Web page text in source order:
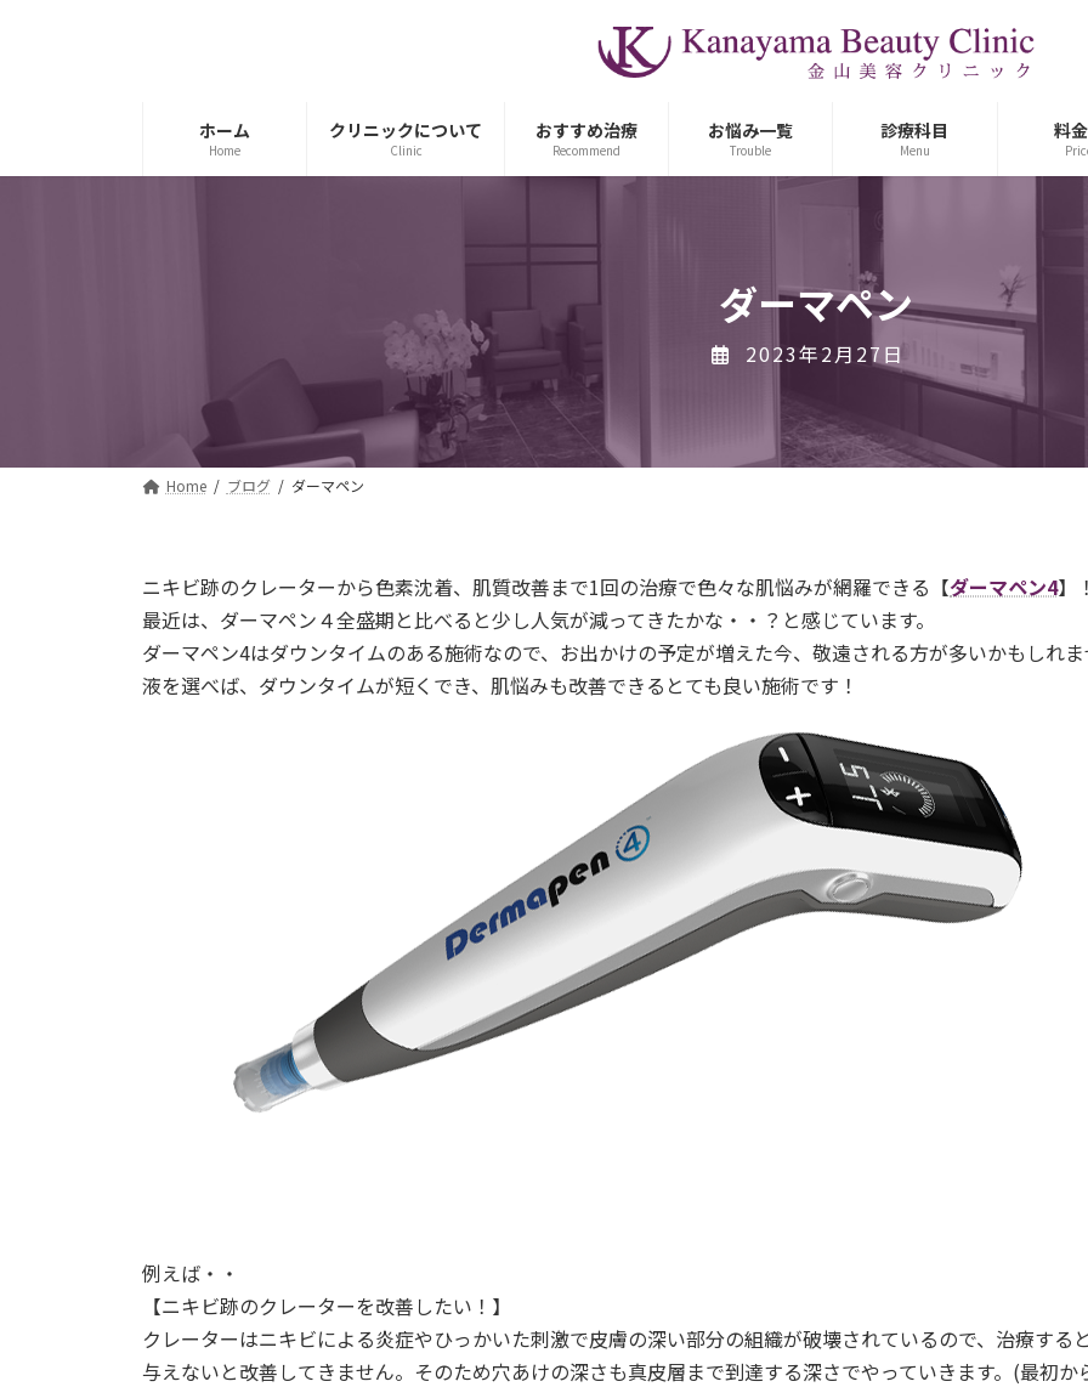
ホーム
Home
クリニックについて
Clinic
おすすめ治療
Recommend
お悩み一覧
Trouble
診療科目
Menu
料
ダーマペン
2023年2月27日
Home ブログ ダーマペン
ニキビ跡のクレーターから色素沈着、肌質改善まで1回の治療で色々な肌悩みが網羅できる【ダーマペン4】！
最近は、ダーマペン４全盛期と比べると少し人気が減ってきたかな・・？と感じています。
ダーマペン4はダウンタイムのある施術なので、お出かけの予定が増えた今、敬遠される方が多いかもしれ
液を選べば、ダウンタイムが短くでき、肌悩みも改善できるとても良い施術です！
例えば・・
【ニキビ跡のクレーターを改善したい！】
クレーターはニキビによる炎症やひっかいた刺激で皮膚の深い部分の組織が破壊されているので、治療する
与えないと改善してきません。そのため穴あけの深さも真皮層まで到達する深さでやっていきます。(最初